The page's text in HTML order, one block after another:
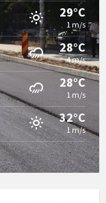
29°C
1 m/s
28°C
4 m/s
28°C
1 m/s
32°C
1 m/s